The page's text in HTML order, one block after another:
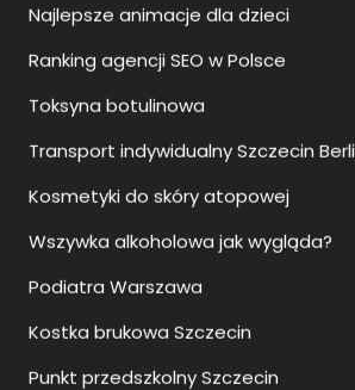
Transport indywidualny Szczecin Berlin
Kosmetyki do skóry atopowej
Wszywka alkoholowa jak wygląda?
Podiatra Warszawa
Kostka brukowa Szczecin
Punkt przedszkolny Szczecin
Przedszkole prywatne Szczecin
Przedszkole prywatne Szczecin cena
Systemy klimatyzacji Olsztyn